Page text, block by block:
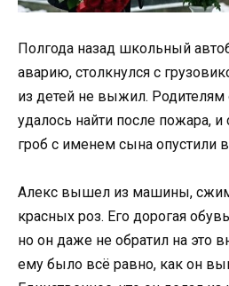
Полгода назад школьный
аварию, столкнулся с
из детей не выжил. Родителям
удалось найти после пожара,
гроб с именем сына опустили
Алекс вышел из машины,
красных роз. Его дорогая
но он даже не обратил на это
ему было всё равно, как он